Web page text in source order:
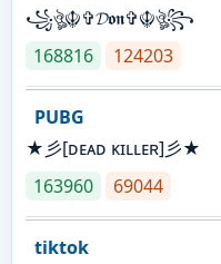
꧁ঔৣ☬✞𝓓𝖔𝖓✞☬ঔৣ꧂
168816
124203
PUBG
★彡[ᴅᴇᴀᴅ ᴋɪʟʟᴇʀ]彡★
163960
69044
tiktok